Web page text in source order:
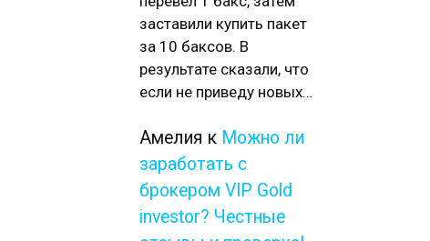
заставили купить пакет
за 10 баксов. В
результате сказали, что
если не приведу новых…
Амелия к Можно ли
заработать с
брокером VIP Gold
investor? Честные